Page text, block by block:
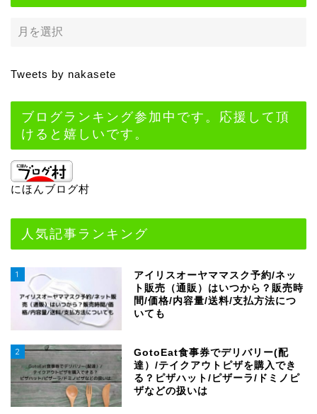
Tweets by nakasete
ブログランキング参加中です。応援して頂
けると嬉しいです。
にほんブログ村
人気記事ランキング
1
アイリスオーヤママスク予約/ネッ
ト販売（通販）はいつから？販売時
間/価格/内容量/送料/支払方法につ
いても
2
GotoEat食事券でデリバリー(配
達）/テイクアウトピザを購入でき
る？ピザハット/ピザーラ/ドミノピ
ザなどの扱いは